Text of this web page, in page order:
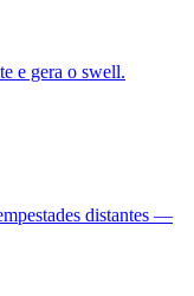
e gera o swell.
distantes —